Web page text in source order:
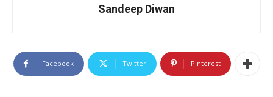
Sandeep Diwan
Facebook Twitter Pinterest